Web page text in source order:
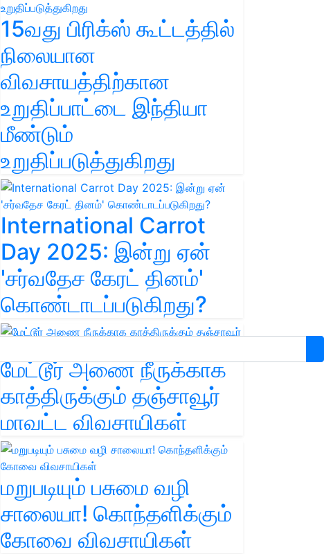
15வது பிரிக்ஸ் கூட்டத்தில்
நிலையான
விவசாயத்திற்கான
உறுதிப்பாட்டை இந்தியா
மீண்டும்
உறுதிப்படுத்துகிறது
International Carrot
Day 2025: இன்று ஏன்
'சர்வதேச கேரட் தினம்'
கொண்டாடப்படுகிறது?
மேட்டூர் அணை நீருக்காக
காத்திருக்கும் தஞ்சாவூர்
மாவட்ட விவசாயிகள்
மறுபடியும் பசுமை வழி
சாலையா! கொந்தளிக்கும்
கோவை விவசாயிகள்